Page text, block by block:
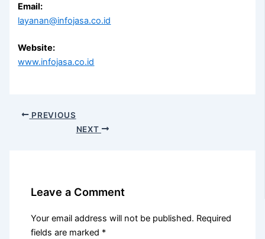
Email:
layanan@infojasa.co.id
Website:
www.infojasa.co.id
PREVIOUS
NEXT
Leave a Comment
Your email address will not be published. Required
fields are marked *